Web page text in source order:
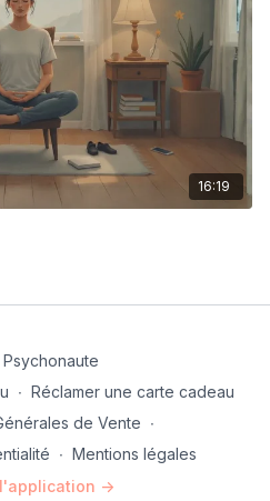
16:19
∙ Réclamer une carte cadeau
de Vente ∙
∙ Mentions légales
->